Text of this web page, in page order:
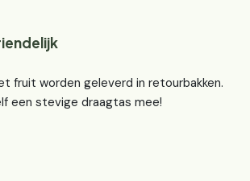
fruit worden geleverd in retourbakken.
een stevige draagtas mee!